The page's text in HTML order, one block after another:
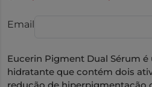
Email
Eucerin Pigment Dual Sérum
hidratante que contém dois